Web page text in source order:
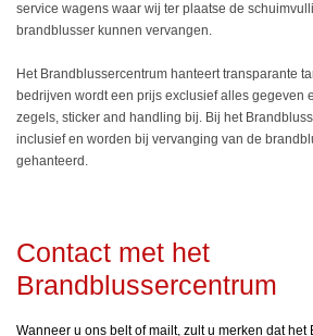
service wagens waar wij ter plaatse de
brandblusser kunnen vervangen.
Het Brandblussercentrum hanteert transparante
bedrijven wordt een prijs exclusief alles gegeven
zegels, sticker and handling bij. Bij het
inclusief en worden bij vervanging van de
gehanteerd.
Contact met het
Brandblussercentrum
Wanneer u ons belt of mailt, zult u merken dat